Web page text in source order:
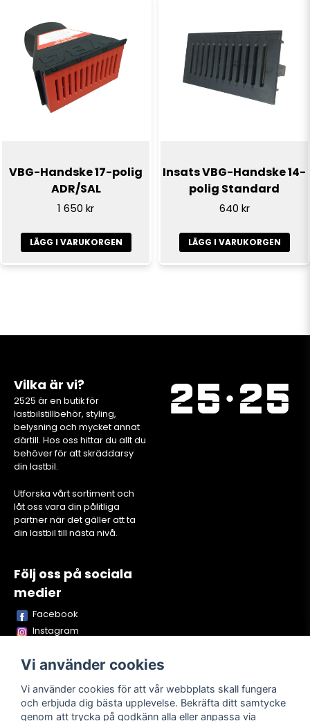
VBG-Handske 17-polig
ADR/SAL
1 650 kr
LÄGG I VARUKORGEN
Insats VBG-Handske 14-
polig Standard
640 kr
LÄGG I VARUKORGEN
Vilka är vi?
2525 är en butik för
lastbilstillbehör, styling,
belysning och mycket annat
därtill. Hos oss hittar du allt du
behöver för att skräddarsy
din lastbil.
Utforska vårt sortiment och
låt oss vara din pålitliga
partner när det gäller att ta
din lastbil till nästa nivå.
Följ oss på sociala
medier
Facebook
Instagram
TikTok
Vi använder cookies
Vi använder cookies för att vår webbplats skall fungera
och erbjuda dig bästa upplevelse. Bekräfta ditt samtycke
genom att trycka på godkänn alla eller anpassa via